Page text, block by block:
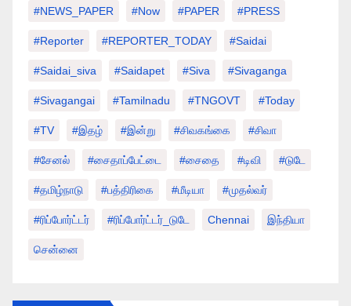
#NEWS_PAPER #Now #PAPER #PRESS
#Reporter #REPORTER_TODAY #saidai
#saidai_siva #saidapet #Siva #Sivaganga
#sivagangai #tamilnadu #TNGOVT #today
#TV #இதழ் #இன்று #சிவகங்கை #சிவா
#சேனல் #சைதாப்பேட்டை #சைதை #டிவி #டுடே
#தமிழ்நாடு #பத்திரிகை #மீடியா #முதல்வர்
#ரிப்போர்ட்டர் #ரிப்போர்ட்டர்_டுடே Chennai இந்தியா
சென்னை